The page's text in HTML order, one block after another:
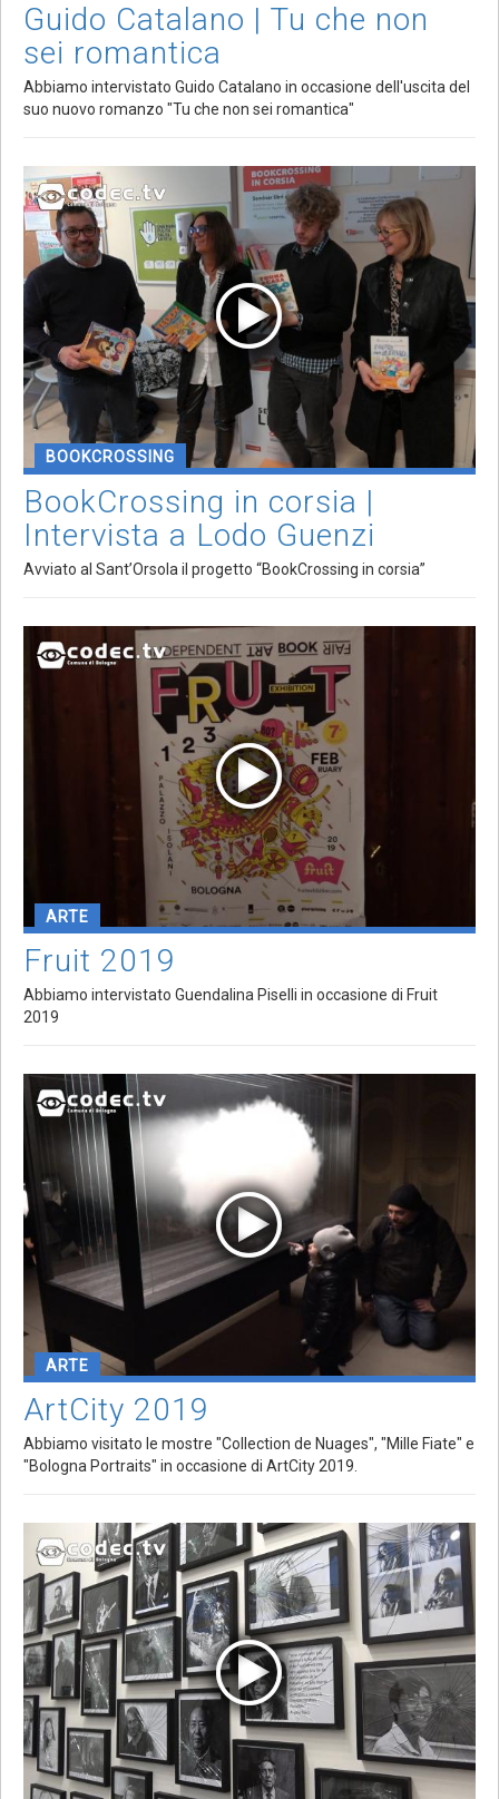
Guido Catalano | Tu che non
sei romantica
Abbiamo intervistato Guido Catalano in occasione dell'uscita del
suo nuovo romanzo "Tu che non sei romantica"
BOOKCROSSING
BookCrossing in corsia |
Intervista a Lodo Guenzi
Avviato al Sant’Orsola il progetto “BookCrossing in corsia”
ARTE
Fruit 2019
Abbiamo intervistato Guendalina Piselli in occasione di Fruit
2019
ARTE
ArtCity 2019
Abbiamo visitato le mostre "Collection de Nuages", "Mille Fiate" e
"Bologna Portraits" in occasione di ArtCity 2019.